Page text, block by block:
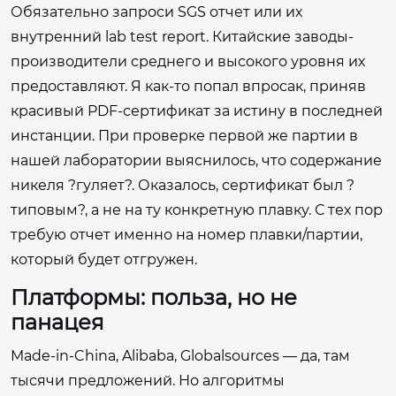
Обязательно запроси SGS отчет или их
внутренний lab test report. Китайские заводы-
производители среднего и высокого уровня их
предоставляют. Я как-то попал впросак, приняв
красивый PDF-сертификат за истину в последней
инстанции. При проверке первой же партии в
нашей лаборатории выяснилось, что содержание
никеля ?гуляет?. Оказалось, сертификат был ?
типовым?, а не на ту конкретную плавку. С тех пор
требую отчет именно на номер плавки/партии,
который будет отгружен.
Платформы: польза, но не
панацея
Made-in-China, Alibaba, Globalsources — да, там
тысячи предложений. Но алгоритмы